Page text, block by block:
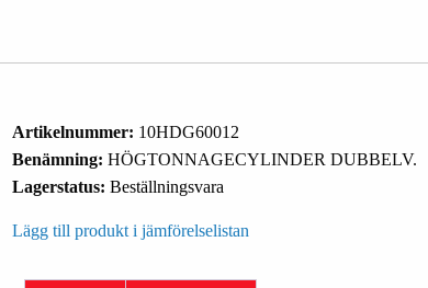
Artikelnummer: 10HDG60012
Benämning: HÖGTONNAGECYLINDER DUBBELV.
Lagerstatus: Beställningsvara
Lägg till produkt i jämförelselistan